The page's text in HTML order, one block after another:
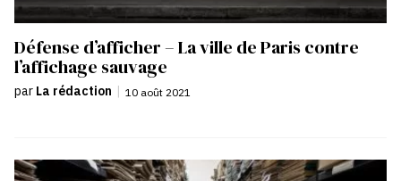
Défense d’afficher – La ville de Paris contre
l’affichage sauvage
par La rédaction 10 août 2021